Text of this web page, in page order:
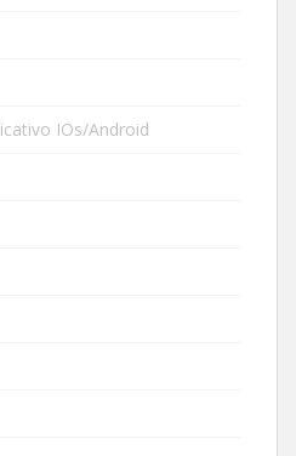
IOs/Android